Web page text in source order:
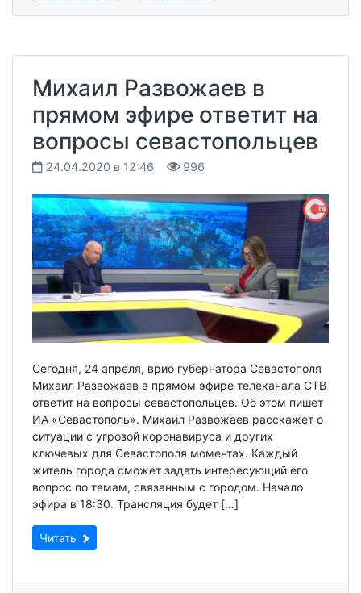
Михаил Развожаев в
прямом эфире ответит на
вопросы севастопольцев
24.04.2020 в 12:46 996
Сегодня, 24 апреля, врио губернатора Севастополя
Михаил Развожаев в прямом эфире телеканала СТВ
ответит на вопросы севастопольцев. Об этом пишет
ИА «Севастополь». Михаил Развожаев расскажет о
ситуации с угрозой коронавируса и других
ключевых для Севастополя моментах. Каждый
житель города сможет задать интересующий его
вопрос по темам, связанным с городом. Начало
эфира в 18:30. Трансляция будет […]
Читать